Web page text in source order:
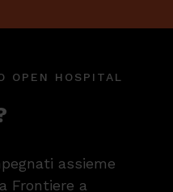
OPEN HOSPITAL
assieme
Frontiere a